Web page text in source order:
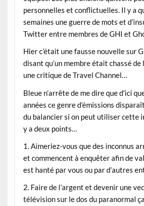
personnelles et conflictuelles. Il y a
semaines une guerre de mots et
Twitter entre membres de GHI et
Hier c’était une fausse nouvelle sur
disant qu’un membre était chassé de
une critique de Travel Channel…
Bleue n’arrête de me dire que d’ici
années ce genre d’émissions
du balancier si on peut utiliser cette
y a deux points…
1. Aimeriez-vous que des inconnus
et commencent à enquêter afin de
est hanté par vous ou par d’autres
2. Faire de l’argent et devenir une
télévision sur le dos du paranormal